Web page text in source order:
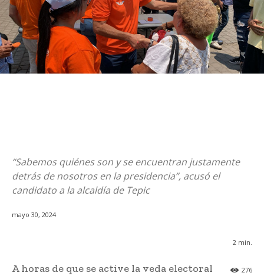
“Sabemos quiénes son y se encuentran justamente
detrás de nosotros en la presidencia”, acusó el
candidato a la alcaldía de Tepic
mayo 30, 2024
2 min.
276
A horas de que se active la veda electoral